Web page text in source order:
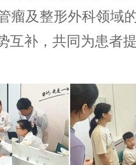
瘤及整形外科领域
互补，共同为患者